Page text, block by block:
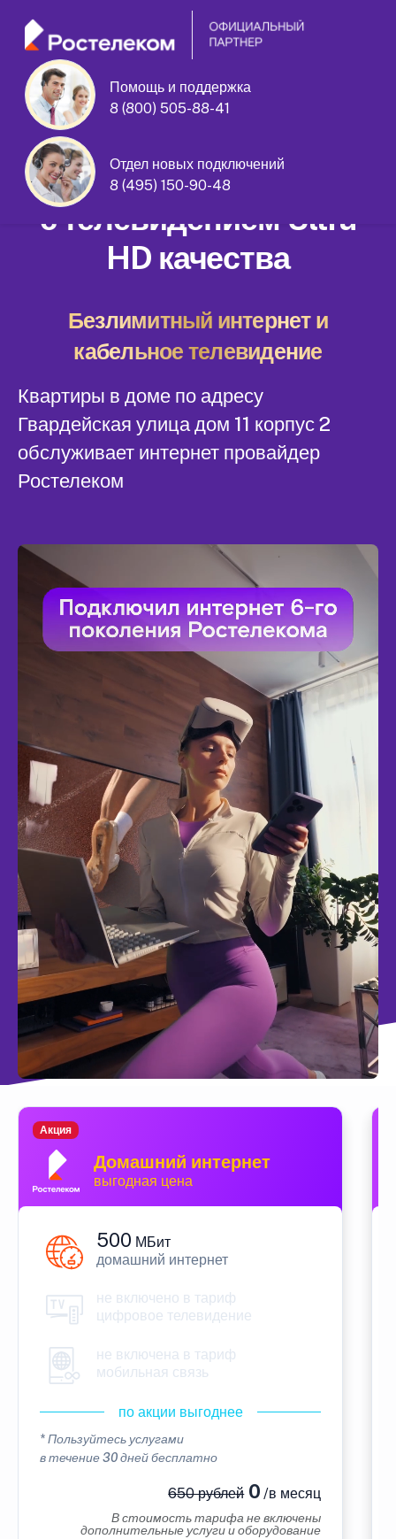
Помощь и поддержка
8 (800) 505-88-41
Отдел новых подключений
8 (495) 150-90-48
Гвардейская улица дом 11 корпус 2
Домашний интернет
с телевидением Ultra
HD качества
Безлимитный интернет и
кабельное телевидение
Квартиры в доме по адресу
Гвардейская улица дом 11 корпус 2
обслуживает интернет провайдер
Ростелеком
Домашний интернет
выгодная цена
Акция
500 МБит
домашний интернет
не включено в тариф
цифровое телевидение
не включена в тариф
мобильная связь
по акции выгоднее
* Пользуйтесь услугами
в течение 30 дней бесплатно
650 рублей0 /в месяц
В стоимость тарифа не включены
дополнительные услуги и оборудование